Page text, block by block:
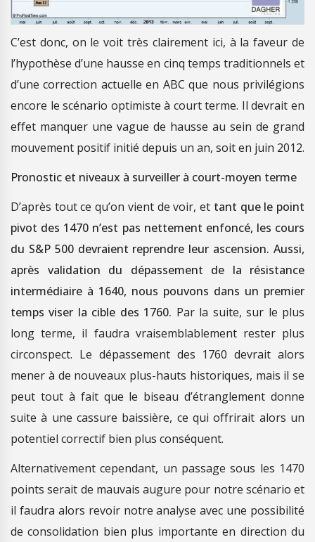
C’est donc, on le voit très clairement ici, à la faveur de
l’hypothèse d’une hausse en cinq temps traditionnels et
d’une correction actuelle en ABC que nous privilégions
encore le scénario optimiste à court terme. Il devrait en
effet manquer une vague de hausse au sein de grand
mouvement positif initié depuis un an, soit en juin 2012.
Pronostic et niveaux à surveiller à court-moyen terme
D’après tout ce qu’on vient de voir, et tant que le point
pivot des 1470 n’est pas nettement enfoncé, les cours
du S&P 500 devraient reprendre leur ascension. Aussi,
après validation du dépassement de la résistance
intermédiaire à 1640, nous pouvons dans un premier
temps viser la cible des 1760. Par la suite, sur le plus
long terme, il faudra vraisemblablement rester plus
circonspect. Le dépassement des 1760 devrait alors
mener à de nouveaux plus-hauts historiques, mais il se
peut tout à fait que le biseau d’étranglement donne
suite à une cassure baissière, ce qui offrirait alors un
potentiel correctif bien plus conséquent.
Alternativement cependant, un passage sous les 1470
points serait de mauvais augure pour notre scénario et
il faudra alors revoir notre analyse avec une possibilité
de consolidation bien plus importante en direction du